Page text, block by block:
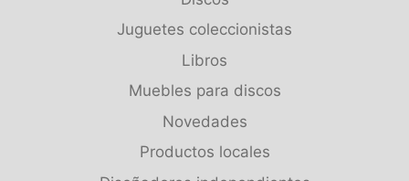
Juguetes coleccionistas
Libros
Muebles para discos
Novedades
Productos locales